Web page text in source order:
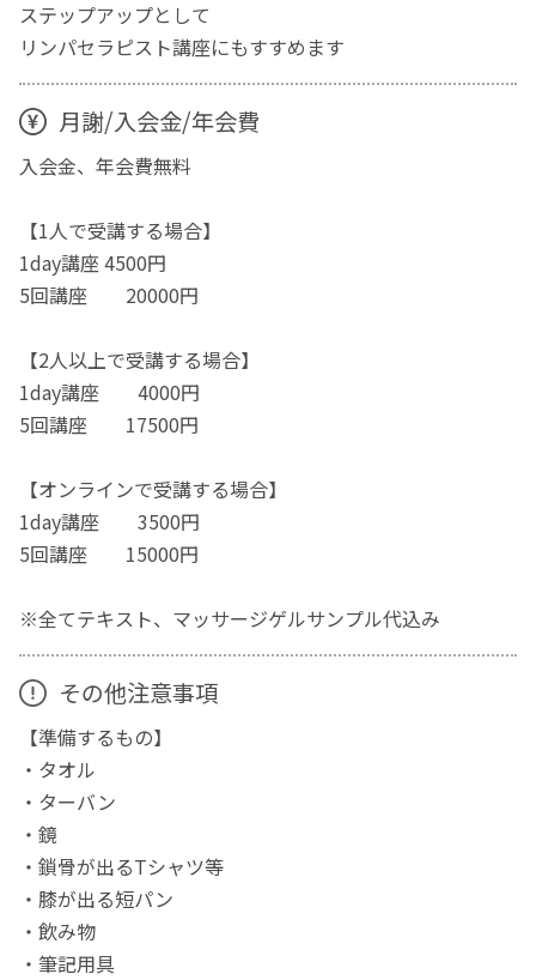
ステップアップとして
リンパセラピスト講座にもすすめます
月謝/入会金/年会費
入会金、年会費無料
【1人で受講する場合】
1day講座 4500円
5回講座 20000円
【2人以上で受講する場合】
1day講座 4000円
5回講座 17500円
【オンラインで受講する場合】
1day講座 3500円
5回講座 15000円
※全てテキスト、マッサージゲルサンプル代込み
その他注意事項
【準備するもの】
・タオル
・ターバン
・鏡
・鎖骨が出るTシャツ等
・膝が出る短パン
・飲み物
・筆記用具